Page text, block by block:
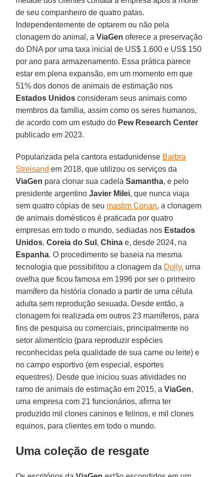
de seu companheiro de quatro patas.
Independentemente de optarem ou não pela
clonagem do animal, aViaGen oferece a preservação
do DNA por uma taxa inicial de US$ 1.600 e US$ 150
por ano para armazenamento. Essa prática parece
estar em plena expansão, em um momento em que
51% dos donos de animais de estimação nos
Estados Unidos consideram seus animais como
membros da família, assim como os seres humanos,
de acordo com um estudo do Pew Research Center
publicado em 2023.
Popularizada pela cantora estadunidense Barbra
Streisand em 2018, que utilizou os serviços da
ViaGen para clonar sua cadelaSamantha, e pelo
presidente argentinoJavier Milei, que nunca viaja
sem quatro cópias de seu mastim Conan, a clonagem
de animais domésticos é praticada por quatro
empresas em todo o mundo, sediadas nos Estados
Unidos,Coreia do Sul ,China e, desde 2024, na
Espanha. O procedimento se baseia na mesma
tecnologia que possibilitou a clonagem da Dolly, uma
ovelha que ficou famosa em 1996 por ser o primeiro
mamífero da história clonado a partir de uma célula
adulta sem reprodução sexuada. Desde então, a
clonagem foi realizada em outros 23 mamíferos, para
fins de pesquisa ou comerciais, principalmente no
setor alimentício (para reproduzir espécies
reconhecidas pela qualidade de sua carne ou leite) e
no campo esportivo (em especial, esportes
equestres). Desde que iniciou suas atividades no
ramo de animais de estimação em 2015, aViaGen,
uma empresa com 21 funcionários, afirma ter
produzido mil clones caninos e felinos, e mil clones
equinos, para clientes em todo o mundo.
Uma coleção de resgate